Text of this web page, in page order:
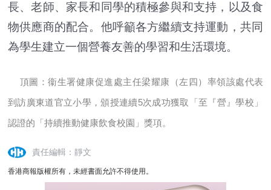
長、老師、家長和同學的積極參與和支持，以及食
物供應商的配合。他呼籲各方繼續支持運動，共同
為學生建立一個營養友善的學習和生活環境。
頂圖：衞生署健康促進處主任梁耀康（左四）率領該處代表
到訪廣東道官立小學，頒授連續5次成功獲取「至『營』學校」
認證的「持續推動健康飲食校園」獎項。
責任編輯：靜文
香港商報版權所有，未經書面允許不得使用。